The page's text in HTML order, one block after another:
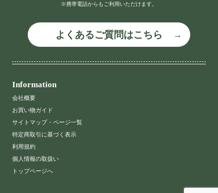
※携帯電話からもご利用いただけます。
よくあるご質問はこちら
Information
会社概要
お買い物ガイド
サイトマップ・ページ一覧
特定商取引に基づく表示
利用規約
個人情報の取扱い
トップページへ